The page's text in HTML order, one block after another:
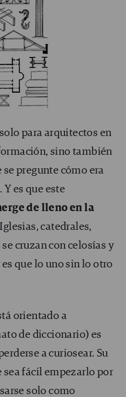
para arquitectos en
sino también
pregunte cómo era
es que este
de lleno en la
catedrales,
cruzan con celosías y
que lo uno sin lo otro
orientado a
de diccionario) es
a curiosear. Su
sea fácil empezarlo por
solo como